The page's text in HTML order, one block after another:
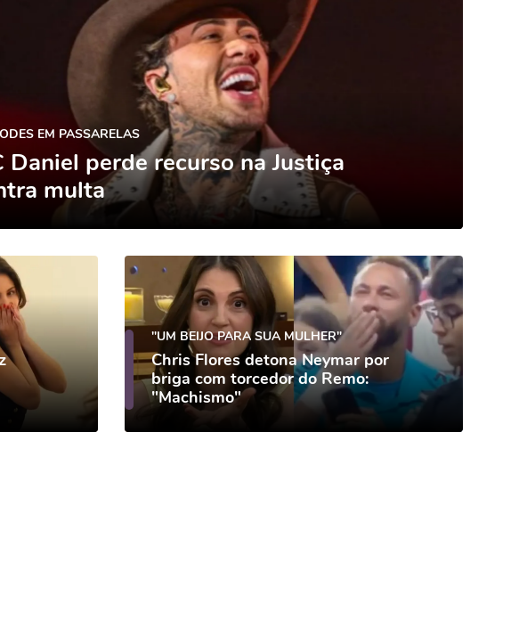
EM PASSARELAS
Daniel perde recurso na Justiça
multa
"UM BEIJO PARA SUA MULHER"
Chris Flores detona Neymar por
briga com torcedor do Remo:
"Machismo"